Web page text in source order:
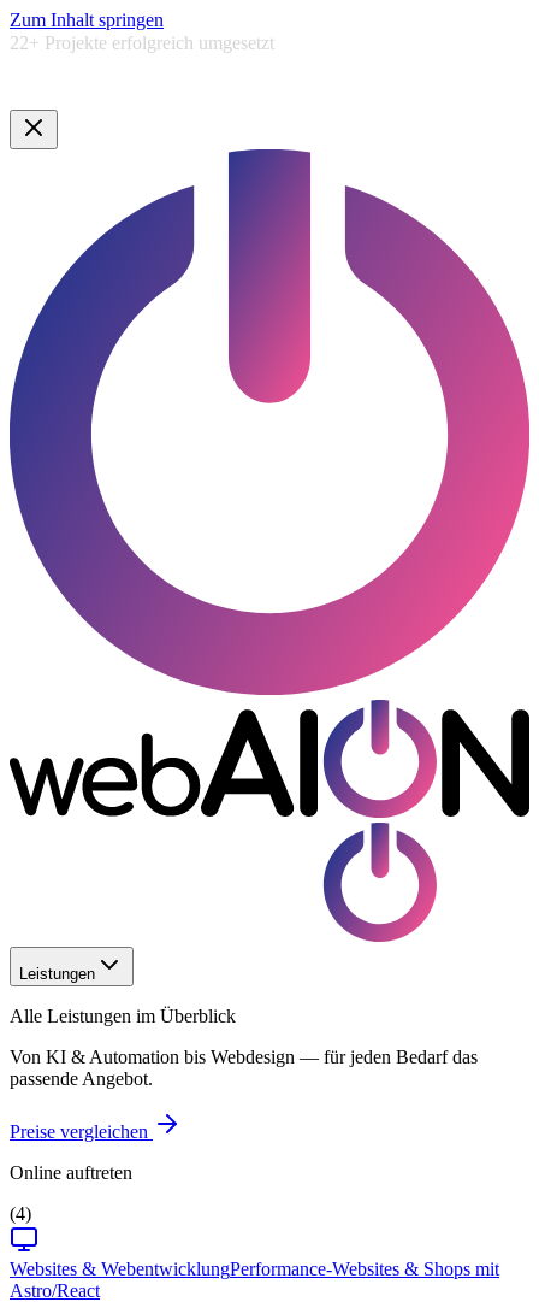
Zum Inhalt springen
Leistungen
Alle Leistungen im Überblick
Von KI & Automation bis Webdesign — für jeden Bedarf das
passende Angebot.
Preise vergleichen
Online auftreten
(4)
Websites & WebentwicklungPerformance-Websites & Shops mit
Astro/React